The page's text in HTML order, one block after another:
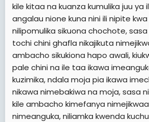
kile kitaa na kuanza kumulika juu ya
angalau nione kuna nini ili nipite
nilipomulika sikuona chochote,
tochi chini ghafla nikajikuta
ambacho sikukiona hapo awali,
pale chini na ile taa ikawa
kuzimika, ndala moja pia ikawa
nikawa nimebakiwa na moja, sasa
kile ambacho kimefanya
nimeanguka, niliamka kwenda